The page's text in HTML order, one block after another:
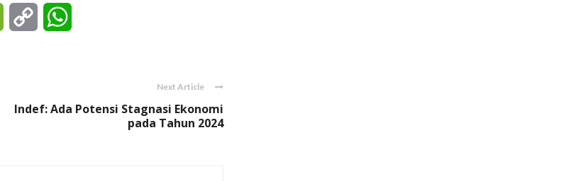
WeChat Copy
Next Article
Indef: Ada Potensi Stagnasi Ekonomi
pada Tahun 2024